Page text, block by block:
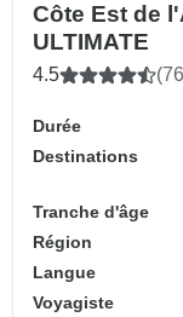
Côte Est de
ULTIMATE
4.5
Durée
Destinations
Tranche d'âge
Région
Langue
Voyagiste